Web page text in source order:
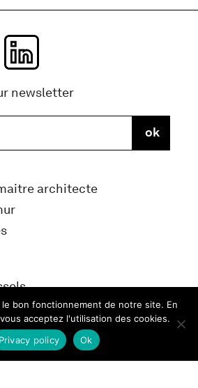
newsletter
architecte
bon fonctionnement de notre site. En
acceptez l'utilisation des cookies.
Ok
Privacy policy